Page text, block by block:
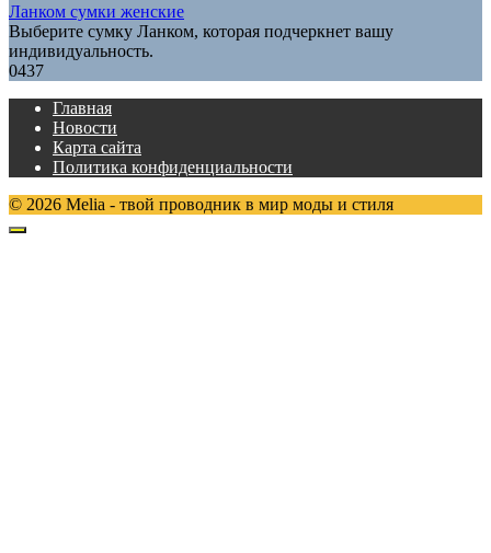
Ланком сумки женские
Выберите сумку Ланком, которая подчеркнет вашу
индивидуальность.
0437
Главная
Новости
Карта сайта
Политика конфиденциальности
© 2026 Melia - твой проводник в мир моды и стиля